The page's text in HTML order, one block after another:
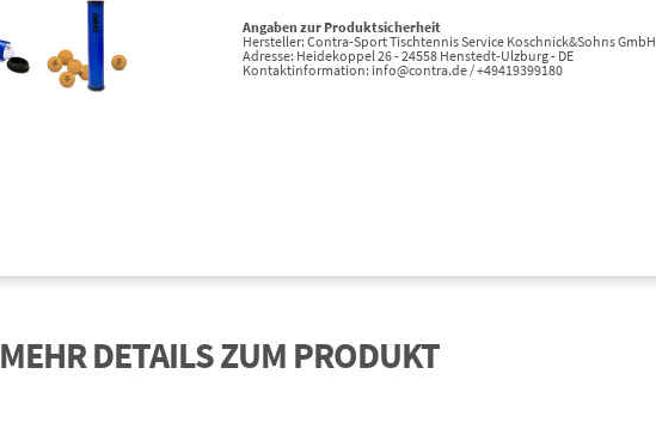
Angaben zur Produktsicherheit
Hersteller: Contra-Sport Tischtennis Service Koschnick&Sohns GmbH
Adresse: Heidekoppel 26 - 24558 Henstedt-Ulzburg - DE
Kontaktinformation: info@contra.de / +49419399180
MEHR DETAILS ZUM PRODUKT